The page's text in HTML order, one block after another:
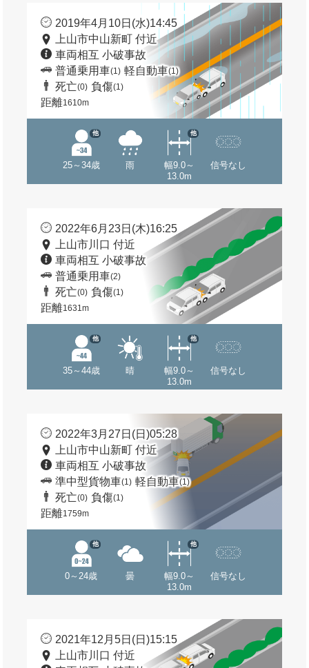
2019年4月10日(水)14:45
上山市中山新町 付近
車両相互 小破事故
普通乗用車(1) 軽自動車(1)
死亡(0) 負傷(1)
距離1610m
25～34歳
他
雨
幅9.0～
13.0m
他
信号なし
2022年6月23日(木)16:25
上山市川口 付近
車両相互 小破事故
普通乗用車(2)
死亡(0) 負傷(1)
距離1631m
35～44歳
他
晴
幅9.0～
13.0m
他
信号なし
2022年3月27日(日)05:28
上山市中山新町 付近
車両相互 小破事故
準中型貨物車(1) 軽自動車(1)
死亡(0) 負傷(1)
距離1759m
0～24歳
他
曇
幅9.0～
13.0m
他
信号なし
2021年12月5日(日)15:15
上山市川口 付近